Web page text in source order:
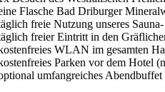
Flasche Bad Driburger
freie Nutzung unseres
freier Eintritt in den
WLAN im gesamten
Parken vor dem Hotel
umfangreiches